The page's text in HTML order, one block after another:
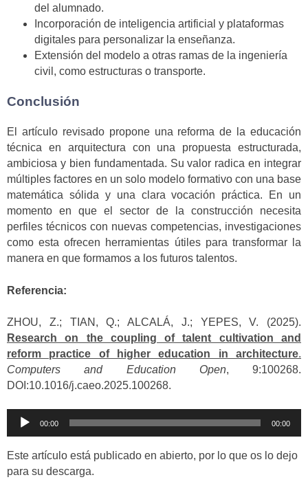
del alumnado.
Incorporación de inteligencia artificial y plataformas
digitales para personalizar la enseñanza.
Extensión del modelo a otras ramas de la ingeniería
civil, como estructuras o transporte.
Conclusión
El artículo revisado propone una reforma de la educación
técnica en arquitectura con una propuesta estructurada,
ambiciosa y bien fundamentada. Su valor radica en integrar
múltiples factores en un solo modelo formativo con una base
matemática sólida y una clara vocación práctica. En un
momento en que el sector de la construcción necesita
perfiles técnicos con nuevas competencias, investigaciones
como esta ofrecen herramientas útiles para transformar la
manera en que formamos a los futuros talentos.
Referencia:
ZHOU, Z.; TIAN, Q.; ALCALÁ, J.; YEPES, V. (2025).
Research on the coupling of talent cultivation and
reform practice of higher education in architecture.
Computers and Education Open, 9:100268.
DOI:10.1016/j.caeo.2025.100268.
Reproductor
audio
00:00 00:00
Este artículo está publicado en abierto, por lo que os lo dejo
para su descarga.